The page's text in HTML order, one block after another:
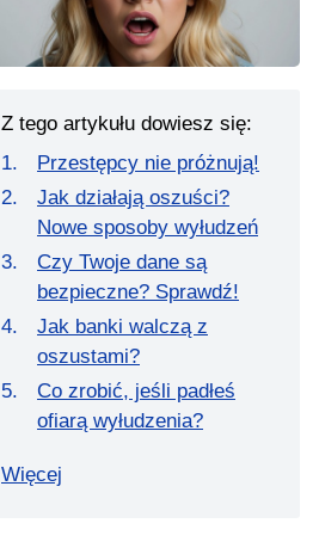
Z tego artykułu dowiesz się:
Przestępcy nie próżnują!
Jak działają oszuści?
Nowe sposoby wyłudzeń
Czy Twoje dane są
bezpieczne? Sprawdź!
Jak banki walczą z
oszustami?
Co zrobić, jeśli padłeś
ofiarą wyłudzenia?
Więcej